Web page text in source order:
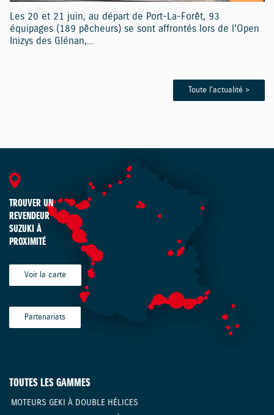
Les 20 et 21 juin, au départ de Port-La-Forêt, 93
équipages (189 pêcheurs) se sont affrontés lors de l'Open
Inizys des Glénan,...
Toute l'actualité >
TROUVER UN
REVENDEUR
SUZUKI À
PROXIMITÉ
Voir la carte
Partenariats
TOUTES LES GAMMES
MOTEURS GEKI À DOUBLE HÉLICES